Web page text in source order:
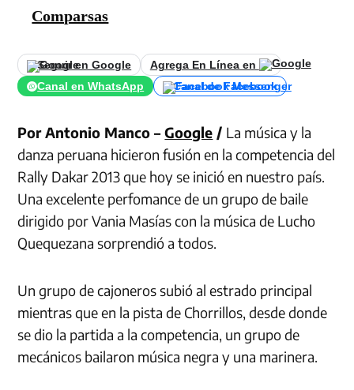
Comparsas
Seguir en Google
Agrega En Línea en
Canal en WhatsApp
Canal de Facebook
Por Antonio Manco –Google / La música y la
danza peruana hicieron fusión en la competencia del
Rally Dakar 2013 que hoy se inició en nuestro país.
Una excelente perfomance de un grupo de baile
dirigido por Vania Masías con la música de Lucho
Quequezana sorprendió a todos.
Un grupo de cajoneros subió al estrado principal
mientras que en la pista de Chorrillos, desde donde
se dio la partida a la competencia, un grupo de
mecánicos bailaron música negra y una marinera.